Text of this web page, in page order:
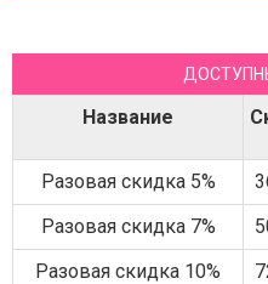
Название
Разовая скидка 5%
Разовая скидка 7%
Разовая скидка 10%